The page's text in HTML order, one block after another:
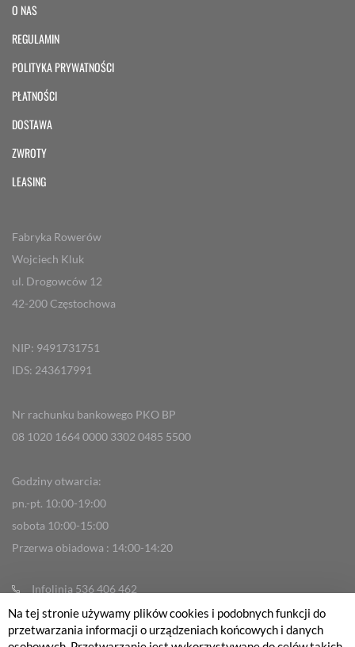
O NAS
REGULAMIN
POLITYKA PRYWATNOŚCI
PŁATNOŚCI
DOSTAWA
ZWROTY
LEASING
Fabryka Rowerów
Wojciech Kluk
ul. Drogowców 12
42-200 Częstochowa
NIP: 9491731751
IDS: 243617991
Nr rachunku bankowego PKO BP
08 1020 1664 0000 3302 0485 5500
Godziny otwarcia:
pn.-pt. 10:00-19:00
sobota 10:00-15:00
Przerwa obiadowa : 14:00-14:20
Infolinia 536 406 462
info@fabrykarowerow.com
Reklamacje
Na tej stronie używamy plików cookies i podobnych funkcji do
przetwarzania informacji o urządzeniach końcowych i danych